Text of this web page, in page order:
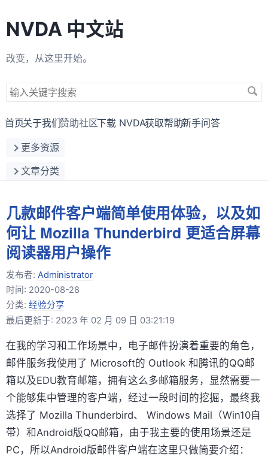
NVDA 中文站
改变，从这里开始。
搜
关
字
首页关于我们赞助社区下载 NVDA获取帮助新手问答
更多资源
文章分类
几款邮件客户端简单使用体验，以及如
何让 Mozilla Thunderbird 更适合屏幕
阅读器用户操作
发布者: Administrator
时间: 2020-08-28
分类: 经验分享
最后更新于: 2023 年 02 月 09 日 03:21:19
在我的学习和工作场景中，电子邮件扮演着重要的角色，
邮件服务我使用了 Microsoft的 Outlook 和腾讯的QQ邮
箱以及EDU教育邮箱，拥有这么多邮箱服务，显然需要一
个能够集中管理的客户端，经过一段时间的挖掘，最终我
选择了 Mozilla Thunderbird、 Windows Mail（Win10自
带）和Android版QQ邮箱，由于我主要的使用场景还是
PC，所以Android版邮件客户端在这里只做简要介绍：